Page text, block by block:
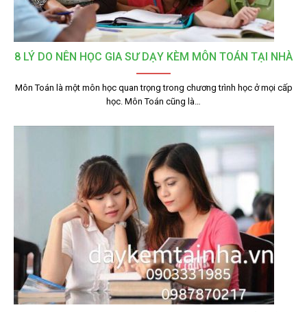
8 LÝ DO NÊN HỌC GIA SƯ DẠY KÈM MÔN TOÁN TẠI NHÀ
Môn Toán là một môn học quan trọng trong chương trình học ở mọi cấp
học. Môn Toán cũng là…